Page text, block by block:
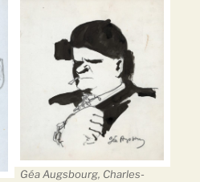
Géa Augsbourg, Charles-